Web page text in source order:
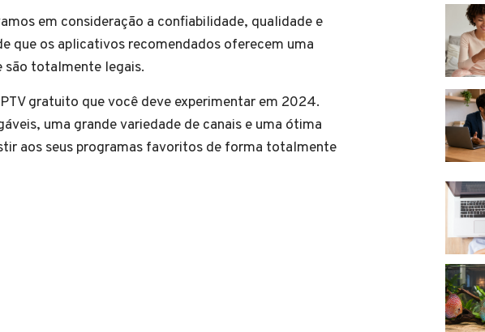
em consideração a confiabilidade, qualidade e
que os aplicativos recomendados oferecem uma
são totalmente legais.
gratuito que você deve experimentar em 2024.
uma grande variedade de canais e uma ótima
aos seus programas favoritos de forma totalmente